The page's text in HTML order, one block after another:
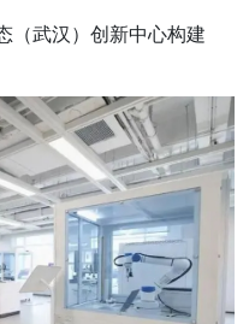
（武汉）创新中心构建